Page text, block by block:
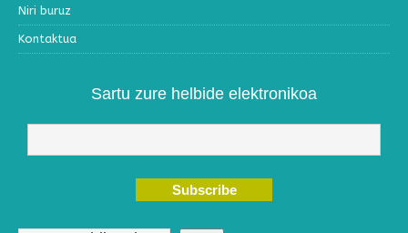
Niri buruz
Kontaktua
Sartu zure helbide elektronikoa